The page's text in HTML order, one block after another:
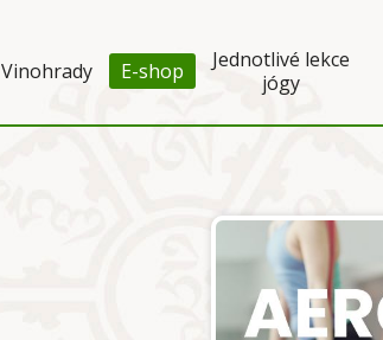
Vinohrady E-shop
Jednotlivé lekce
jógy